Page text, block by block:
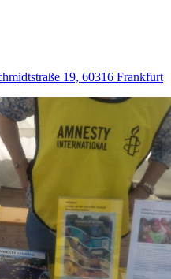
19, 60316 Frankfurt